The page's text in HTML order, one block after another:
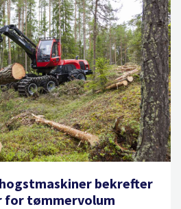
bekrefter
for tømmervolum